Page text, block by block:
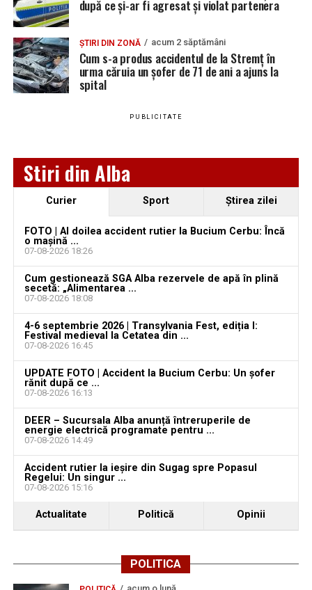
Urmărește Ziarul Unirea pe Social Media
YouTube Instagram WhatsApp TikTok
Jaf de peste 300.000 de euro, la Teiuș. Familia
păgubită susține că ancheta bate pasul pe loc, la
aproape o lună de la spargere
Locuri de muncă în Sântimbru, disponibile la 4
august 2026. AJOFM Alba a publicat lista posturilor
vacante
Locuri de muncă în Galda de Jos, disponibile la 4
august 2026. AJOFM Alba a publicat lista posturilor
vacante
Locuri de muncă în Teiuș, disponibile la 4 august
2026. AJOFM Alba a publicat lista posturilor
vacante
Bărbat de 30 de ani din Galda de Jos, reținut după
după ce și-ar fi agresat și violat partenera
ȘTIRI DIN ZONĂ acum 2 săptămâni
Cum s-a produs accidentul de la Stremț în
urma căruia un șofer de 71 de ani a ajuns la
spital
PUBLICITATE
Stiri din Alba
Curier Sport Ştirea zilei
FOTO | Al doilea accident rutier la Bucium Cerbu: Încă
o mașină ...
07-08-2026 18:26
Cum gestionează SGA Alba rezervele de apă în plină
secetă: „Alimentarea ...
07-08-2026 18:08
4-6 septembrie 2026 | Transylvania Fest, ediția I:
Festival medieval la Cetatea din ...
07-08-2026 16:45
UPDATE FOTO | Accident la Bucium Cerbu: Un șofer
rănit după ce ...
07-08-2026 16:13
DEER – Sucursala Alba anunță întreruperile de
energie electrică programate pentru ...
07-08-2026 14:49
Accident rutier la ieșire din Sugag spre Popasul
Regelui: Un singur ...
07-08-2026 15:16
Actualitate Politică Opinii
POLITICA